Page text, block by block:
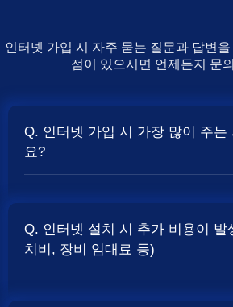
인터넷 가입 시 자주 묻는 질문과 답변
점이 있으시면 언제든지 문
Q. 인터넷 가입 시 가장 많이 주는
요?
보통 500Mbps 또는 1Gbps 인터넷을
할 때 현금 사은품및 상품권 혜택이 더
Q. 인터넷 설치 시 추가 비용이 발
치비, 장비 임대료 등)